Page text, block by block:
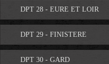
DPT 28 - EURE ET LOIR
DPT 29 - FINISTERE
DPT 30 - GARD